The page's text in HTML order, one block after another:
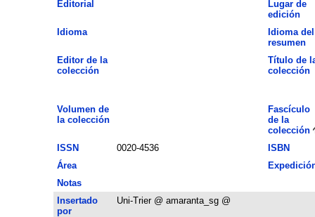
Editorial
Lugar de
edición
Idioma
Idioma del
resumen
Editor de la
colección
Título de
colección
Volumen de
la colección
Fascículo
de la
colección
ISSN 0020-4536 ISBN
Área
Notas
Insertado
por
Uni-Trier @ amaranta_sg @